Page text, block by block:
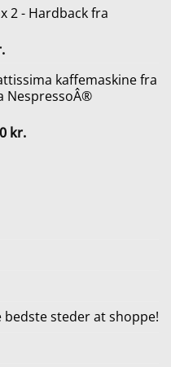
pris
119,95 kr..
2 - Hardback fra
Den
pris
er:
kaffemaskine fra
NespressoÂ®
kr.Den
bedste steder at shoppe!